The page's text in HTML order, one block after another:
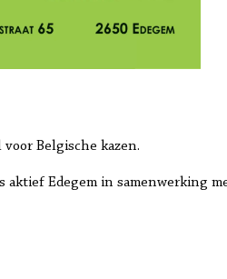
voor Belgische kazen.
aktief Edegem in samenwerking